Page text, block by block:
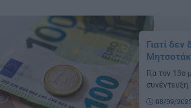
Γιατί
Για τον
08/09/